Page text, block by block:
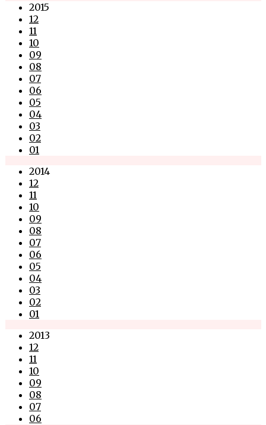
2015
12
11
10
09
08
07
06
05
04
03
02
01
2014
12
11
10
09
08
07
06
05
04
03
02
01
2013
12
11
10
09
08
07
06